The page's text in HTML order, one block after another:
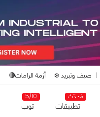
صيف وتبريد ❄️ أزمة الرامات🔴
مُحدّث
تطبيقات
5/10
توب